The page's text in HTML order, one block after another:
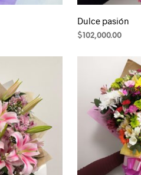
Dulce pasión
$ 102,000.00